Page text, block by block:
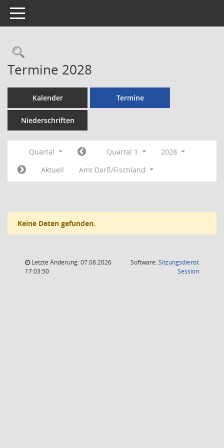
Toggle navigation
Rechercheauswahl
Termine 2028
Kalender Termine
Niederschriften
Quartal Quartal 1
2028
Aktuell
Amt Darß/Fischland
Keine Daten gefunden.
Letzte Änderung: 07.08.2026
17:03:50
Software:Sitzungsdienst
Session(Wird in